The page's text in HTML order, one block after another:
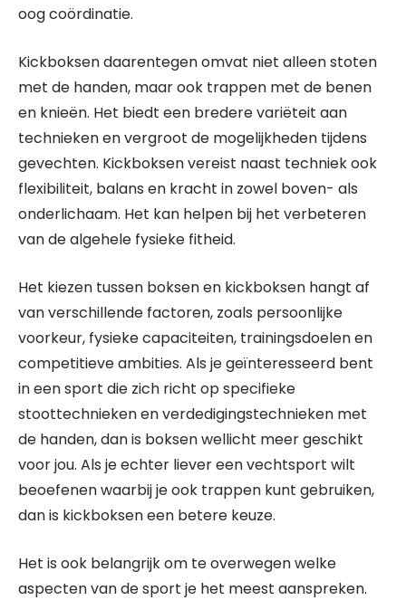
oog coördinatie.
Kickboksen daarentegen omvat niet alleen stoten
met de handen, maar ook trappen met de benen
en knieën. Het biedt een bredere variëteit aan
technieken en vergroot de mogelijkheden tijdens
gevechten. Kickboksen vereist naast techniek ook
flexibiliteit, balans en kracht in zowel boven- als
onderlichaam. Het kan helpen bij het verbeteren
van de algehele fysieke fitheid.
Het kiezen tussen boksen en kickboksen hangt af
van verschillende factoren, zoals persoonlijke
voorkeur, fysieke capaciteiten, trainingsdoelen en
competitieve ambities. Als je geïnteresseerd bent
in een sport die zich richt op specifieke
stoottechnieken en verdedigingstechnieken met
de handen, dan is boksen wellicht meer geschikt
voor jou. Als je echter liever een vechtsport wilt
beoefenen waarbij je ook trappen kunt gebruiken,
dan is kickboksen een betere keuze.
Het is ook belangrijk om te overwegen welke
aspecten van de sport je het meest aanspreken.